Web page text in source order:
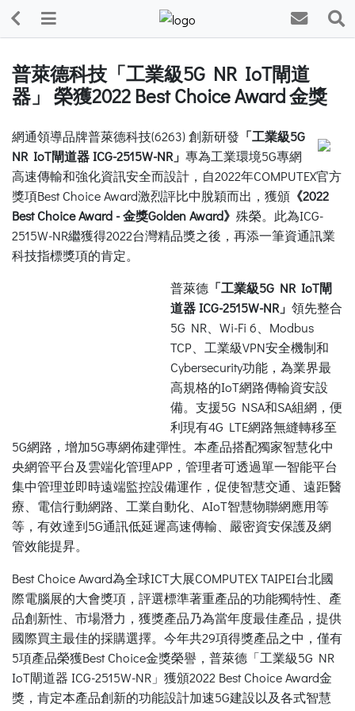
普萊德科技「工業級5G NR IoT閘道
器」 榮獲2022 Best Choice Award 金獎
網通領導品牌普萊德科技(6263) 創新研發 「工業級5G
NR IoT閘道器 ICG-2515W-NR」 專為工業環境5G專網
高速傳輸和強化資訊安全而設計，自2022年COMPUTEX官方
獎項Best Choice Award激烈評比中脫穎而出，獲頒 《2022
Best Choice Award - 金獎Golden Award》 殊榮。此為ICG-
2515W-NR繼獲得2022台灣精品獎之後，再添一筆資通訊業
科技指標獎項的肯定。
普萊德 「工業級5G NR IoT閘
道器 ICG-2515W-NR」 領先整合
5G NR、Wi-Fi 6、Modbus
TCP、工業級VPN安全機制和
Cybersecurity功能，為業界最
高規格的IoT網路傳輸資安設
備。支援5G NSA和SA組網，便
利現有4G LTE網路無縫轉移至
5G網路，增加5G專網佈建彈性。本產品搭配獨家智慧化中
央網管平台及雲端化管理APP，管理者可透過單一智能平台
集中管理並即時遠端監控設備運作，促使智慧交通、遠距醫
療、電信行動網路、工業自動化、AIoT智慧物聯網應用等
等，有效達到5G通訊低延遲高速傳輸、嚴密資安保護及網
管效能提昇。
Best Choice Award為全球ICT大展COMPUTEX TAIPEI台北國
際電腦展的大會獎項，評選標準著重產品的功能獨特性、產
品創新性、市場潛力，獲獎產品乃為當年度最佳產品，提供
國際買主最佳的採購選擇。今年共29項得獎產品之中，僅有
5項產品榮獲Best Choice金獎榮譽，普萊德「工業級5G NR
IoT閘道器 ICG-2515W-NR」獲頒2022 Best Choice Award金
獎，肯定本產品創新的功能設計加速5G建設以及各式智慧